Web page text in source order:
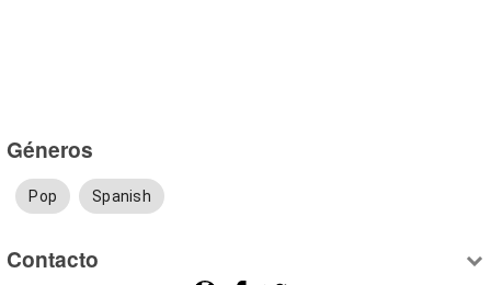
Géneros
Pop Spanish
Contacto